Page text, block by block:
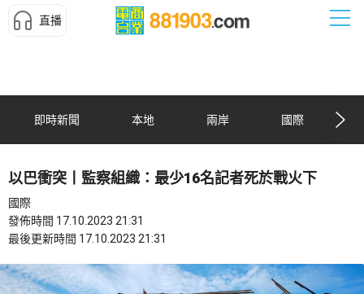
直播
即時新聞 本地 兩岸 國際
以巴衝突丨監察組織：最少16名記者死於戰火下
國際
發佈時間 17.10.2023 21:31
最後更新時間 17.10.2023 21:31